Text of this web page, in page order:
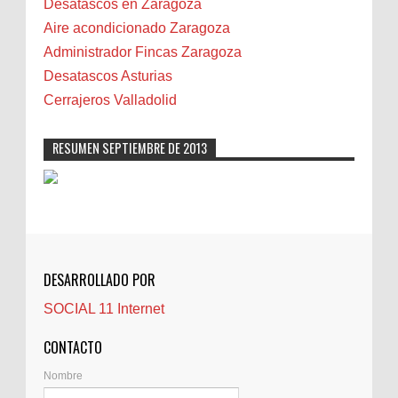
Camareta
Cáncer
Carmela Sauras
Carnavales
Castellón
Cerrajeros
Cocinas
Comentarios de la afición
Controller Zaragoza
Córdoba
Desatascos en Zaragoza
Aire acondicionado Zaragoza
Administrador Fincas Zaragoza
Desatascos Asturias
Cerrajeros Valladolid
RESUMEN SEPTIEMBRE DE 2013
DESARROLLADO POR
SOCIAL 11 Internet
CONTACTO
Nombre